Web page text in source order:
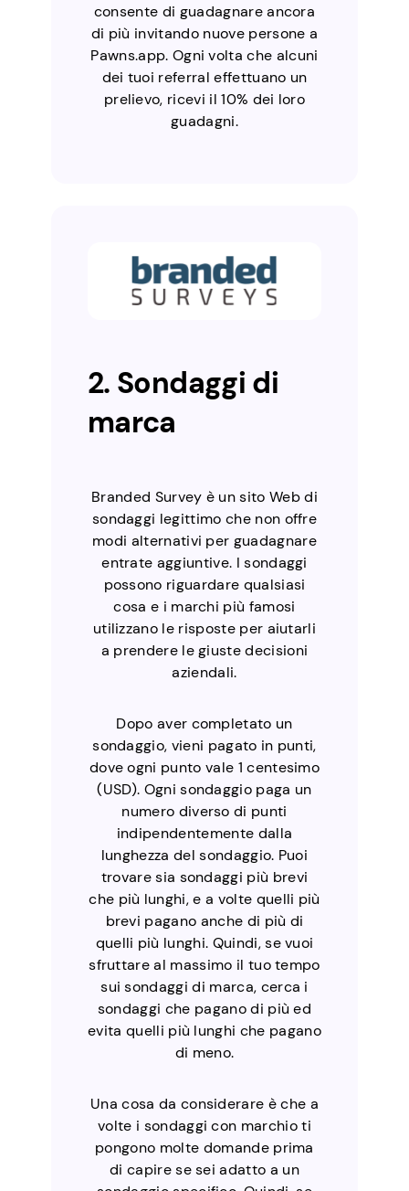
consente di guadagnare ancora
di più invitando nuove persone a
Pawns.app. Ogni volta che alcuni
dei tuoi referral effettuano un
prelievo, ricevi il 10% dei loro
guadagni.
2. Sondaggi di
marca
Branded Survey è un sito Web di
sondaggi legittimo che non offre
modi alternativi per guadagnare
entrate aggiuntive. I sondaggi
possono riguardare qualsiasi
cosa e i marchi più famosi
utilizzano le risposte per aiutarli
a prendere le giuste decisioni
aziendali.
Dopo aver completato un
sondaggio, vieni pagato in punti,
dove ogni punto vale 1 centesimo
(USD). Ogni sondaggio paga un
numero diverso di punti
indipendentemente dalla
lunghezza del sondaggio. Puoi
trovare sia sondaggi più brevi
che più lunghi, e a volte quelli più
brevi pagano anche di più di
quelli più lunghi. Quindi, se vuoi
sfruttare al massimo il tuo tempo
sui sondaggi di marca, cerca i
sondaggi che pagano di più ed
evita quelli più lunghi che pagano
di meno.
Una cosa da considerare è che a
volte i sondaggi con marchio ti
pongono molte domande prima
di capire se sei adatto a un